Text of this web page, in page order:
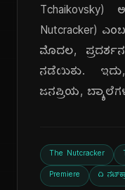
Nutcracker)
ಮೊದಲ,
ನಡೆಯಿತು.
ಜನಪ್ರಿಯ,
The Nutcracker
Premiere ದಿ